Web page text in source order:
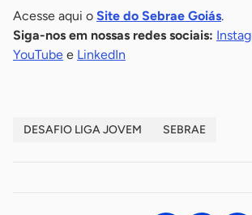
Acesse aqui o Site do Sebrae Goiás.
Siga-nos em nossas redes sociais:
YouTube e LinkedIn
DESAFIO LIGA JOVEM SEBRAE